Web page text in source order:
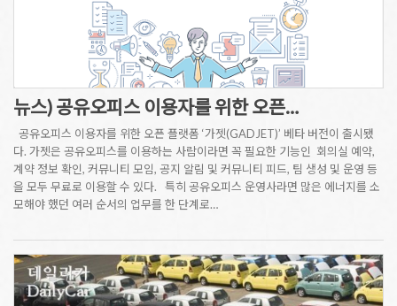
뉴스) 공유오피스 이용자를 위한 오픈…
공유오피스 이용자를 위한 오픈 플랫폼 ‘가젯(GADJET)’ 베타 버전이 출시됐
다. 가젯은 공유오피스를 이용하는 사람이라면 꼭 필요한 기능인 회의실 예약,
계약 정보 확인, 커뮤니티 모임, 공지 알림 및 커뮤니티 피드, 팀 생성 및 운영 등
을 모두 무료로 이용할 수 있다. 특히 공유오피스 운영사라면 많은 에너지를 소
모해야 했던 여러 순서의 업무를 한 단계로…